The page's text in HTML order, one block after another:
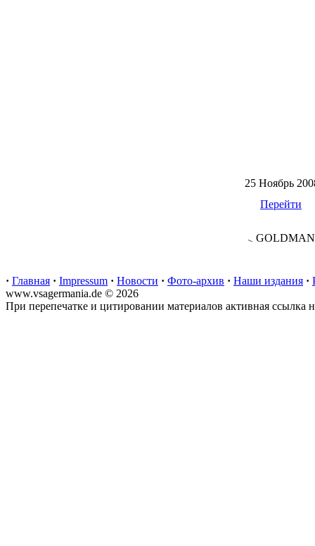
25 Ноябрь
Перейти
· Главная · Impressum · Новости · Фото-архив · Наши издания ·
www.vsagermania.de © 2026
При перепечатке и цитировании материалов активная ссылка